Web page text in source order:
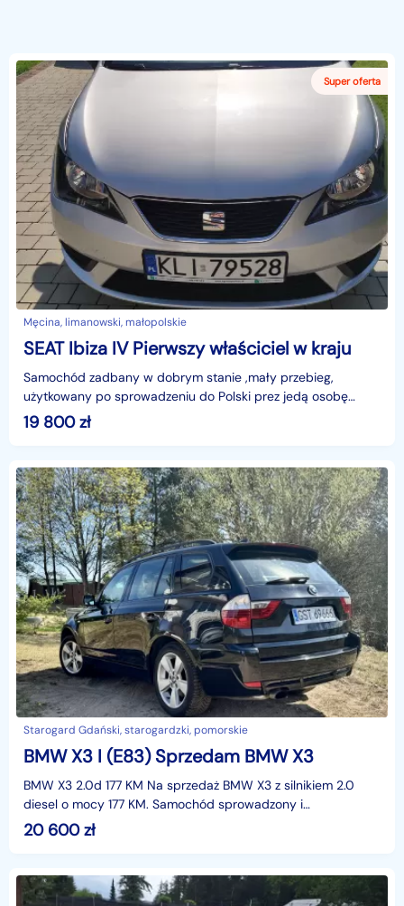
Męcina, limanowski, małopolskie
SEAT Ibiza IV Pierwszy właściciel w kraju
Samochód zadbany w dobrym stanie ,mały przebieg,
użytkowany po sprowadzeniu do Polski prez jedą osobę
kobietę, wszystkie przeglądy (wymiany oleju wykonywane na
19 800zł
Starogard Gdański, starogardzki, pomorskie
BMW X3 I (E83) Sprzedam BMW X3
BMW X3 2.0d 177 KM Na sprzedaż BMW X3 z silnikiem 2.0
diesel o mocy 177 KM. Samochód sprowadzony i
zarejestrowany w Polsce, użytkowany prywatnie.Najważniej
20 600zł